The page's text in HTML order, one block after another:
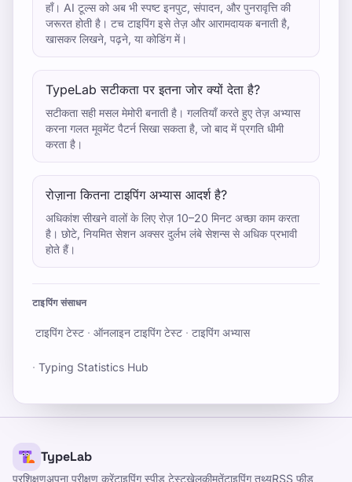
हाँ। AI टूल्स को अब भी स्पष्ट इनपुट, संपादन, और पुनरावृत्ति की
जरूरत होती है। टच टाइपिंग इसे तेज़ और आरामदायक बनाती है,
खासकर लिखने, पढ़ने, या कोडिंग में।
TypeLab सटीकता पर इतना जोर क्यों देता है?
सटीकता सही मसल मेमोरी बनाती है। गलतियाँ करते हुए तेज़ अभ्यास
करना गलत मूवमेंट पैटर्न सिखा सकता है, जो बाद में प्रगति धीमी
करता है।
रोज़ाना कितना टाइपिंग अभ्यास आदर्श है?
अधिकांश सीखने वालों के लिए रोज़ 10–20 मिनट अच्छा काम करता
है। छोटे, नियमित सेशन अक्सर दुर्लभ लंबे सेशन्स से अधिक प्रभावी
होते हैं।
टाइपिंग संसाधन
टाइपिंग टेस्ट · ऑनलाइन टाइपिंग टेस्ट · टाइपिंग अभ्यास
· Typing Statistics Hub
TypeLab
प्रशिक्षणअपना परीक्षण करेंटाइपिंग स्पीड टेस्टखेलकीमतेंटाइपिंग तथ्यRSS फीड